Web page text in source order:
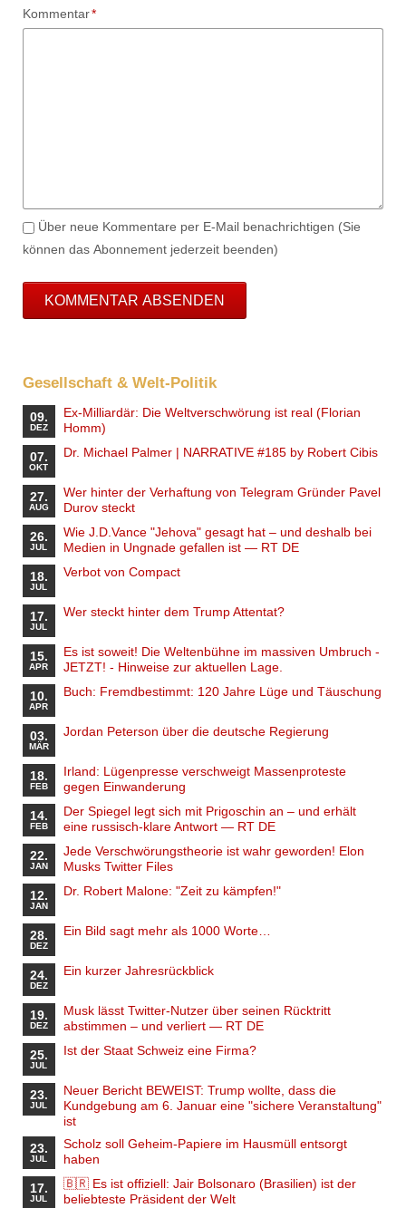
Pflichtfeld
Kommentar*
Über neue Kommentare per E-Mail benachrichtigen (Sie
können das Abonnement jederzeit beenden)
KOMMENTAR ABSENDEN
Gesellschaft & Welt-Politik
09.
DEZ
Ex-Milliardär: Die Weltverschwörung ist real (Florian
Homm)
07.
OKT
Dr. Michael Palmer | NARRATIVE #185 by Robert Cibis
27.
AUG
Wer hinter der Verhaftung von Telegram Gründer Pavel
Durov steckt
26.
JUL
Wie J.D.Vance "Jehova" gesagt hat – und deshalb bei
Medien in Ungnade gefallen ist — RT DE
18.
JUL
Verbot von Compact
17.
JUL
Wer steckt hinter dem Trump Attentat?
15.
APR
Es ist soweit! Die Weltenbühne im massiven Umbruch -
JETZT! - Hinweise zur aktuellen Lage.
10.
APR
Buch: Fremdbestimmt: 120 Jahre Lüge und Täuschung
03.
MÄR
Jordan Peterson über die deutsche Regierung
18.
FEB
Irland: Lügenpresse verschweigt Massenproteste
gegen Einwanderung
14.
FEB
Der Spiegel legt sich mit Prigoschin an – und erhält
eine russisch-klare Antwort — RT DE
22.
JAN
Jede Verschwörungstheorie ist wahr geworden! Elon
Musks Twitter Files
12.
JAN
Dr. Robert Malone: "Zeit zu kämpfen!"
28.
DEZ
Ein Bild sagt mehr als 1000 Worte…
24.
DEZ
Ein kurzer Jahresrückblick
19.
DEZ
Musk lässt Twitter-Nutzer über seinen Rücktritt
abstimmen – und verliert — RT DE
25.
JUL
Ist der Staat Schweiz eine Firma?
23.
JUL
Neuer Bericht BEWEIST: Trump wollte, dass die
Kundgebung am 6. Januar eine "sichere Veranstaltung"
ist
23.
JUL
Scholz soll Geheim-Papiere im Hausmüll entsorgt
haben
17.
JUL
🇧🇷 Es ist offiziell: Jair Bolsonaro (Brasilien) ist der
beliebteste Präsident der Welt